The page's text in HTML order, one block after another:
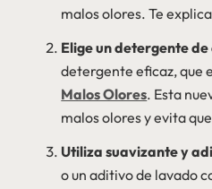
malos olores. Te
Elige un detergente
detergente eficaz, que
Malos Olores. Esta
malos olores y evita
Utiliza suavizante y
o un aditivo de lavado